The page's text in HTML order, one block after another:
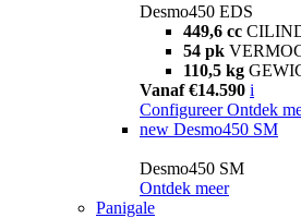
Desmo450 EDS
449,6 cc
54 pk
110,5 kg
Vanaf €14.590 i
Configureer Ontdek
new Desmo450 SM
Desmo450 SM
Ontdek meer
Panigale